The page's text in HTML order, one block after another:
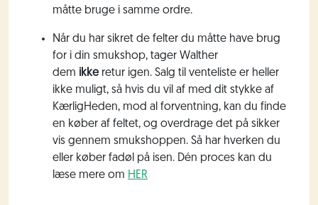
måtte bruge i samme ordre.
Når du har sikret de felter du måtte have brug
for i din smukshop, tager Walther
dem ikke retur igen. Salg til venteliste er heller
ikke muligt, så hvis du vil af med dit stykke af
KærligHeden, mod al forventning, kan du finde
en køber af feltet, og overdrage det på sikker
vis gennem smukshoppen. Så har hverken du
eller køber fadøl på isen. Dén proces kan du
læse mere om HER